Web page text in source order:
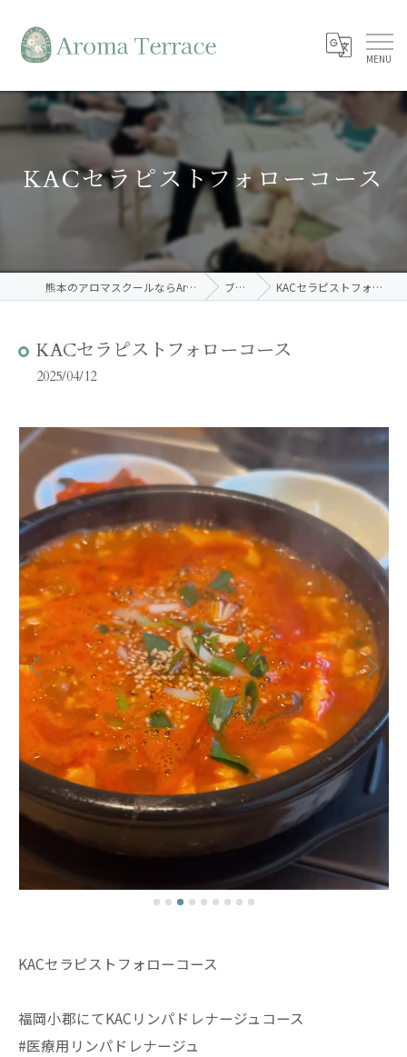
KACセラピストフォローコース
熊本のアロマスクールならAroma Terrace ブログ KACセラピストフォローコース
KACセラピストフォローコース
2025/04/12
KACセラピストフォローコース
福岡小郡にてKACリンパドレナージュコース
#医療用リンパドレナージュ